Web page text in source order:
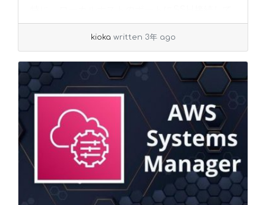
EC2インスタンスにSSM接続したり、それを...
kioka written 3年 ago